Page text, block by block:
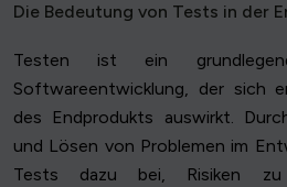
Die Bedeutung von Tests in der
Testen ist ein
Softwareentwicklung, der sich
des Endprodukts auswirkt.
und Lösen von Problemen im
Tests dazu bei, Risiken